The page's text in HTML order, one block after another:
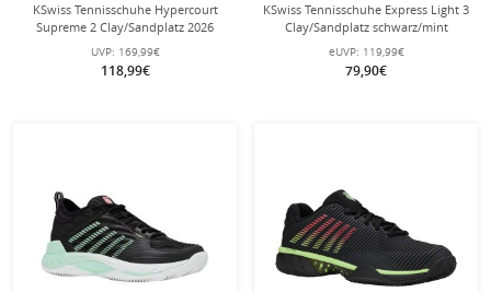
KSwiss Tennisschuhe Hypercourt
Supreme 2 Clay/Sandplatz 2026
dazzlingblau/weiss Herren
UVP: 169,99€
118,99€
KSwiss Tennisschuhe Express Light 3
Clay/Sandplatz schwarz/mint
Damen
eUVP: 119,99€
79,90€